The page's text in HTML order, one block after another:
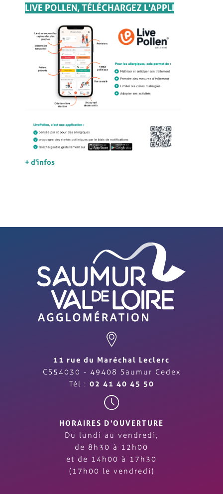
LIVE POLLEN, TÉLÉCHARGEZ L'APPLI
+ d'infos
11 rue du Maréchal Leclerc
CS54030 - 49408 Saumur Cedex
Tél : 02 41 40 45 50
HORAIRES D'OUVERTURE
Du lundi au vendredi,
de 8h30 à 12h00
et de 14h00 à 17h30
(17h00 le vendredi)